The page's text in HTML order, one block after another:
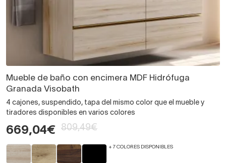
Mueble de baño con encimera MDF Hidrófuga
Granada Visobath
4 cajones, suspendido, tapa del mismo color que el mueble y
tiradores disponibles en varios colores
669,04€ 809,49€
+ 7 COLORES DISPONIBLES